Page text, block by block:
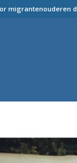
migrantenouderen